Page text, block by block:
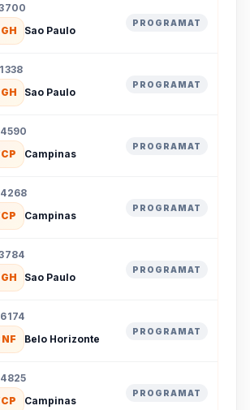
Sao Paulo
PROGRAMAT
Sao Paulo
PROGRAMAT
Campinas
PROGRAMAT
Campinas
PROGRAMAT
Sao Paulo
PROGRAMAT
Belo Horizonte
PROGRAMAT
Campinas
PROGRAMAT